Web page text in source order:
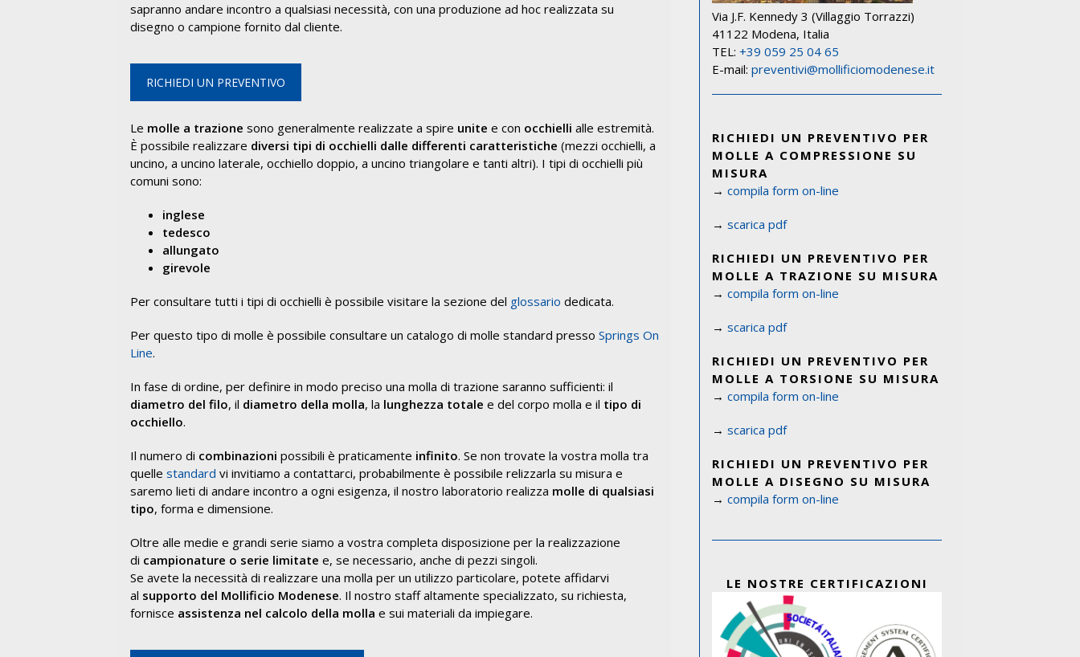
sapranno andare incontro a qualsiasi necessità, con una produzione ad hoc realizzata su
disegno o campione fornito dal cliente.
RICHIEDI UN PREVENTIVO
Le molle a trazione sono generalmente realizzate a spire unite e con occhielli alle estremità.
È possibile realizzare diversi tipi di occhielli dalle differenti caratteristiche (mezzi occhielli, a
uncino, a uncino laterale, occhiello doppio, a uncino triangolare e tanti altri). I tipi di occhielli più
comuni sono:
inglese
tedesco
allungato
girevole
Per consultare tutti i tipi di occhielli è possibile visitare la sezione del glossario dedicata.
Per questo tipo di molle è possibile consultare un catalogo di molle standard presso Springs On
Line.
In fase di ordine, per definire in modo preciso una molla di trazione saranno sufficienti: il
diametro del filo, il diametro della molla, la lunghezza totale e del corpo molla e il tipo di
occhiello.
Il numero di combinazioni possibili è praticamente infinito. Se non trovate la vostra molla tra
quelle standard vi invitiamo a contattarci, probabilmente è possibile relizzarla su misura e
saremo lieti di andare incontro a ogni esigenza, il nostro laboratorio realizza molle di qualsiasi
tipo, forma e dimensione.
Oltre alle medie e grandi serie siamo a vostra completa disposizione per la realizzazione
di campionature o serie limitate e, se necessario, anche di pezzi singoli.
Se avete la necessità di realizzare una molla per un utilizzo particolare, potete affidarvi
al supporto del Mollificio Modenese. Il nostro staff altamente specializzato, su richiesta,
fornisce assistenza nel calcolo della molla e sui materiali da impiegare.
Via J.F. Kennedy 3 (Villaggio Torrazzi)
41122 Modena, Italia
TEL:+39 059 25 04 65
E-mail:preventivi@mollificiomodenese.it
RICHIEDI UN PREVENTIVO PER
MOLLE A COMPRESSIONE SU
MISURA
→compila form on-line
→scarica pdf
RICHIEDI UN PREVENTIVO PER
MOLLE A TRAZIONE SU MISURA
→compila form on-line
→scarica pdf
RICHIEDI UN PREVENTIVO PER
MOLLE A TORSIONE SU MISURA
→compila form on-line
→scarica pdf
RICHIEDI UN PREVENTIVO PER
MOLLE A DISEGNO SU MISURA
→compila form on-line
LE NOSTRE CERTIFICAZIONI